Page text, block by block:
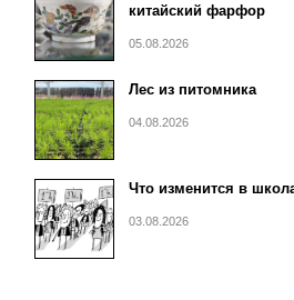
китайский фарфор
05.08.2026
Лес из питомника
04.08.2026
Что изменится в
03.08.2026